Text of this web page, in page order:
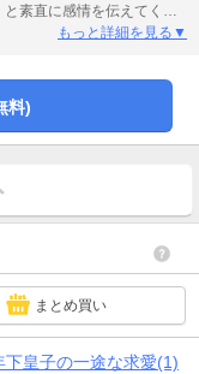
素直に感情を伝えてくる
皇子の一途な求愛」1～5
もっと詳細を見る▼
料)
まとめ買い
下皇子の一途な求愛(1)